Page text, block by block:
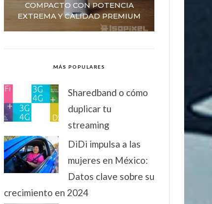
COMPACTO CON POTENCIA
EXTREMA Y CALIDAD PREMIUM
MÁS POPULARES
Sharedband o cómo
duplicar tu
streaming
DiDi impulsa a las
mujeres en México:
Datos clave sobre su
crecimiento en 2024